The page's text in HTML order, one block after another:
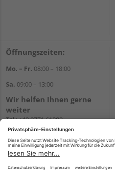
Öffnungszeiten:
Mo. – Fr. 08:00 – 18:00
Sa. 09:00 – 13:00
Wir helfen Ihnen gerne
weiter
Tel.:+49 9771 61880
E-Mail:info@holzland-
niemeyer.de